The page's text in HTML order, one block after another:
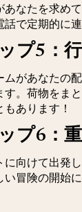
あなたを求め
話で定期的に
プ5：
ムがあなたの
す。荷物をま
もあります！
プ6：
に向けて出発
い冒険の開始